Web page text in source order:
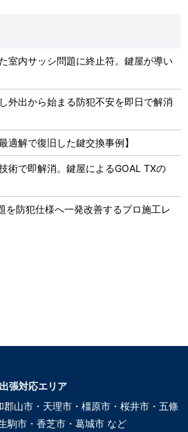
室内サッシ問題に終止符。鍵屋が導い
外出から始まる防犯不安を即日で解消
適解で復旧した鍵交換事例】
術で即解消。鍵屋によるGOAL TXの
を防犯仕様へ一発改善するプロ施工レ
出張対応エリア
郡山市・天理市・橿原市・桜井市・五條
駒市・香芝市・葛城市 など